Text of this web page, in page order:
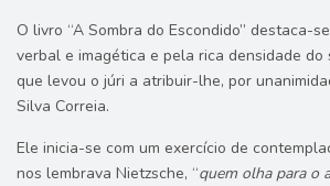
O livro “A Sombra do Escondido” destaca-
verbal e imagética e pela rica densidade do
que levou o júri a atribuir-lhe, por
Silva Correia.
Ele inicia-se com um exercício de
nos lembrava Nietzsche, “quem olha para o